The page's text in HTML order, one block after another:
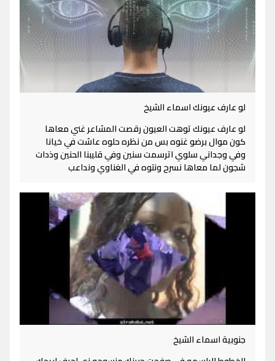
لو عارف عيونك اسماء الشيخ
لو عارف عيونك توهت العيون رقصت المشاعر غني معاها
كون موال برضو غنوه بس من نظره حلوه عاشت في خيانا
وفي وجداني سلوي اترسمت سنين وفي قليبنا الحنين وذدات
شجون لما معاها نسرح ونتوه في الغناوي ونداعب
جنوبية اسماء الشيخ